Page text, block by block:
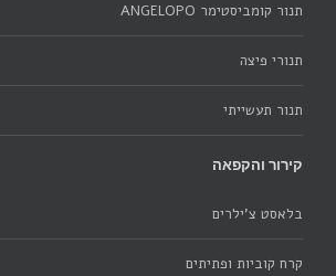
תנור קומביסטימר ANGELOPO
תנורי פיצה
תנור תעשייתי
קירור והקפאה
בלאסט צ'ילרים
קרח קוביות ופתיתים